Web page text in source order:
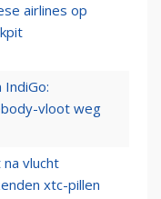
airlines op
vloot weg
vlucht
xtc-pillen